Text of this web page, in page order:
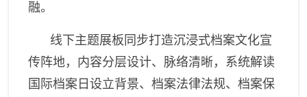
融。
线下主题展板同步打造沉浸式档案文化宣
传阵地， 内容分层设计、脉络清晰，系统解读
国际档案日设立背景、档案法律法规、档案保